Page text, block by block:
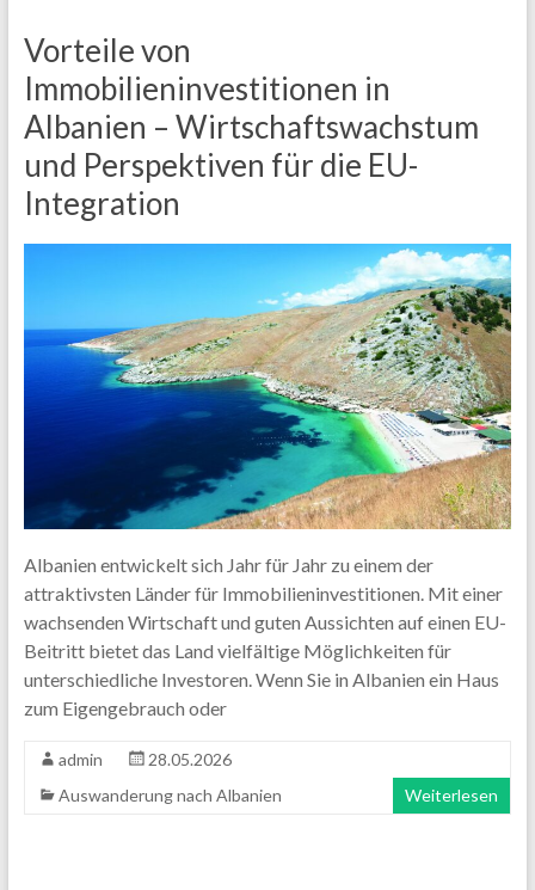
Vorteile von
Immobilieninvestitionen in
Albanien – Wirtschaftswachstum
und Perspektiven für die EU-
Integration
Albanien entwickelt sich Jahr für Jahr zu einem der
attraktivsten Länder für Immobilieninvestitionen. Mit einer
wachsenden Wirtschaft und guten Aussichten auf einen EU-
Beitritt bietet das Land vielfältige Möglichkeiten für
unterschiedliche Investoren. Wenn Sie in Albanien ein Haus
zum Eigengebrauch oder
admin
28.05.2026
Auswanderung nach Albanien
Weiterlesen